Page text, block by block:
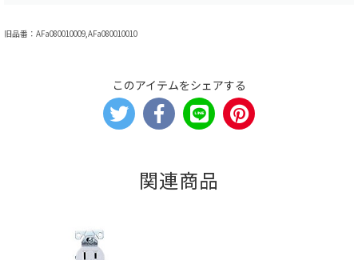
旧品番：AFa080010009,AFa080010010
このアイテムをシェアする
関連商品